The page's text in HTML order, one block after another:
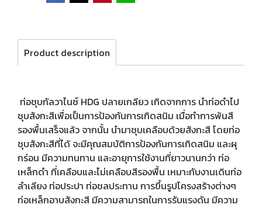
Product description
ท่อชุบกัลวาไนซ์ HDG ปลายเกลียว เกิดจากการ นำท่อดำไป
ชุบสังกะสีเพื่อเป็นการป้องกันการเกิดสนิม เมื่อทำการพ้นสี
รองพื้นเสร็จแล้ว จากนั้น นำมาชุบเคลือบด้วยสังกะสี โดยท่อ
ชุบสังกะสีที่ได้ จะมีคุณสมบัติการป้องกันการเกิดสนิม และผุ
กร่อน มีความทนทาน และอายุการใช้งานที่ยาวนานกว่า ท่อ
เหล็กดำ ที่เคลือบและไม่เคลือบสีรองพื้น เหมาะกับงานเดินท่อ
ลำเลียง ท่อประปา ท่อชลประทาน การขึ้นรูปโครงสร้างต่างๆ
ท่อเหล็กอาบสังกะสี มีความสามารถในการรับแรงดัน มีความ